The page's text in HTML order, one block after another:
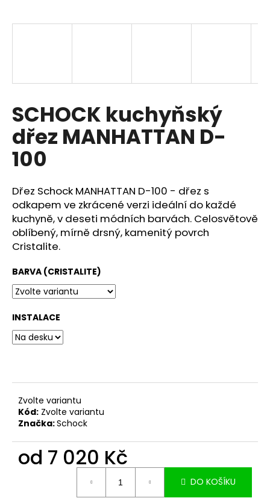
SCHOCK kuchyňský
dřez MANHATTAN D-
100
Dřez Schock MANHATTAN D-100 - dřez s
odkapem ve zkrácené verzi ideální do každé
kuchyně, v deseti módních barvách. Celosvětově
oblíbený, mírně drsný, kamenitý povrch
Cristalite.
BARVA (CRISTALITE)
INSTALACE
Zvolte variantu
Kód: Zvolte variantu
Značka:Schock
od 7 020 Kč
DO KOŠÍKU
j
?
HLEDAT
D
o
p
o
r
č
u
j
e
m
e